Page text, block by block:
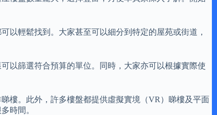
以輕鬆找到。大家甚至可以細分到特定的屋苑或街道，
以篩選符合預算的單位。同時，大家亦可以根據實際使
樓。此外，許多樓盤都提供虛擬實境（VR）睇樓及平面
時間。